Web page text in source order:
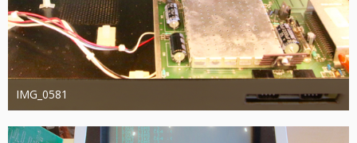
IMG_0581
joachimschwanter
8. Oktober 2023
443
0 0